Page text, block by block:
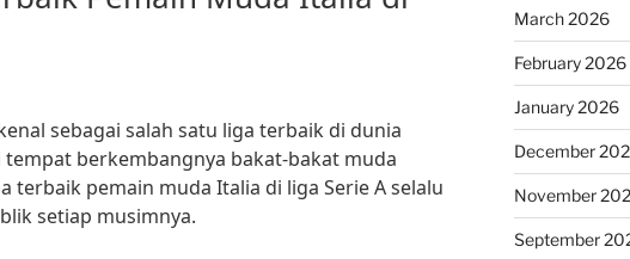
sebagai salah satu liga terbaik di dunia
tempat berkembangnya bakat-bakat muda
terbaik pemain muda Italia di liga Serie A selalu
setiap musimnya.
March 2026
February 2026
January 2026
December
November
September